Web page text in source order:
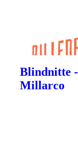
Blindnitte
Millarco